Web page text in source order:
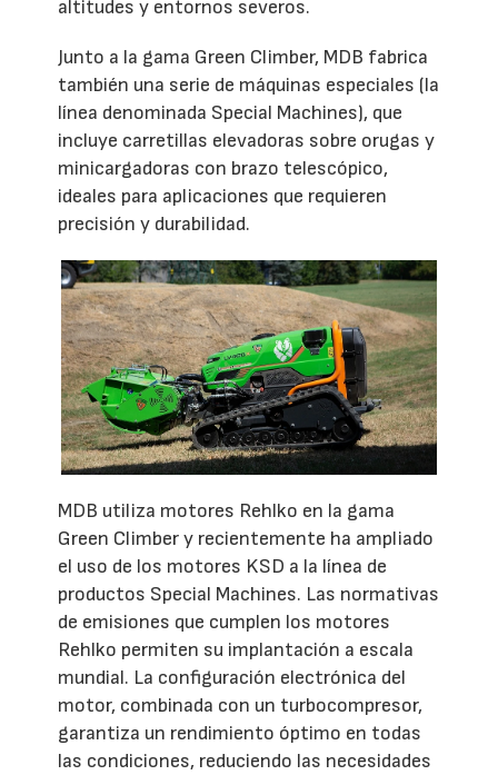
altitudes y entornos severos.
Junto a la gama Green Climber, MDB fabrica
también una serie de máquinas especiales (la
línea denominada Special Machines), que
incluye carretillas elevadoras sobre orugas y
minicargadoras con brazo telescópico,
ideales para aplicaciones que requieren
precisión y durabilidad.
MDB utiliza motores Rehlko en la gama
Green Climber y recientemente ha ampliado
el uso de los motores KSD a la línea de
productos Special Machines. Las normativas
de emisiones que cumplen los motores
Rehlko permiten su implantación a escala
mundial. La configuración electrónica del
motor, combinada con un turbocompresor,
garantiza un rendimiento óptimo en todas
las condiciones, reduciendo las necesidades